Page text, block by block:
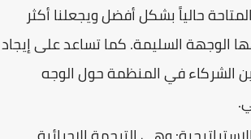
حالياً بشكل أفضل ويجعلنا أكثر
الوجهة السليمة. كما تساعد على إيجاد
الشركاء في المنظمة حول الوجه